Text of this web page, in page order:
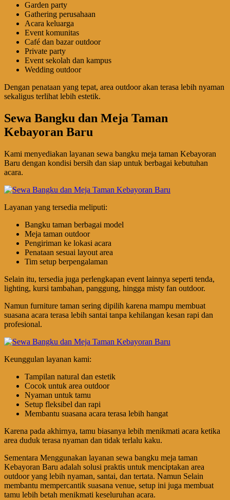
Garden party
Gathering perusahaan
Acara keluarga
Event komunitas
Café dan bazar outdoor
Private party
Event sekolah dan kampus
Wedding outdoor
Dengan penataan yang tepat, area outdoor akan terasa lebih nyaman
sekaligus terlihat lebih estetik.
Sewa Bangku dan Meja Taman
Kebayoran Baru
Kami menyediakan layanan sewa bangku meja taman Kebayoran
Baru dengan kondisi bersih dan siap untuk berbagai kebutuhan
acara.
Layanan yang tersedia meliputi:
Bangku taman berbagai model
Meja taman outdoor
Pengiriman ke lokasi acara
Penataan sesuai layout area
Tim setup berpengalaman
Selain itu, tersedia juga perlengkapan event lainnya seperti tenda,
lighting, kursi tambahan, panggung, hingga misty fan outdoor.
Namun furniture taman sering dipilih karena mampu membuat
suasana acara terasa lebih santai tanpa kehilangan kesan rapi dan
profesional.
Keunggulan layanan kami:
Tampilan natural dan estetik
Cocok untuk area outdoor
Nyaman untuk tamu
Setup fleksibel dan rapi
Membantu suasana acara terasa lebih hangat
Karena pada akhirnya, tamu biasanya lebih menikmati acara ketika
area duduk terasa nyaman dan tidak terlalu kaku.
Sementara Menggunakan layanan sewa bangku meja taman
Kebayoran Baru adalah solusi praktis untuk menciptakan area
outdoor yang lebih nyaman, santai, dan tertata. Namun Selain
membantu mempercantik suasana venue, setup ini juga membuat
tamu lebih betah menikmati keseluruhan acara.